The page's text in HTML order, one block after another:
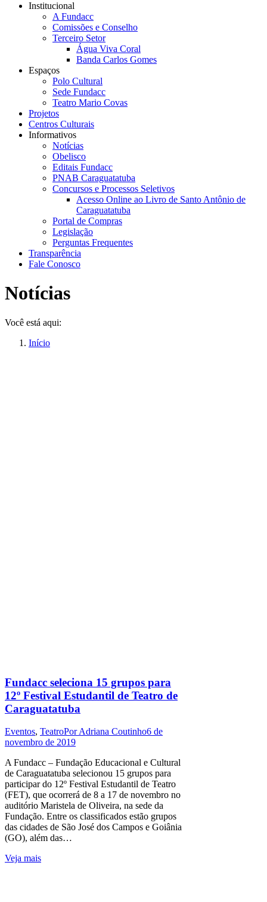
Institucional
A Fundacc
Comissões e Conselho
Terceiro Setor
Água Viva Coral
Banda Carlos Gomes
Espaços
Polo Cultural
Sede Fundacc
Teatro Mario Covas
Projetos
Centros Culturais
Informativos
Notícias
Obelisco
Editais Fundacc
PNAB Caraguatatuba
Concursos e Processos Seletivos
Acesso Online ao Livro de Santo Antônio de
Caraguatatuba
Portal de Compras
Legislação
Perguntas Frequentes
Transparência
Fale Conosco
Notícias
Você está aqui:
Início
Fundacc seleciona 15 grupos para
12º Festival Estudantil de Teatro de
Caraguatatuba
Eventos, TeatroPorAdriana Coutinho6 de
novembro de 2019
A Fundacc – Fundação Educacional e Cultural
de Caraguatatuba selecionou 15 grupos para
participar do 12º Festival Estudantil de Teatro
(FET), que ocorrerá de 8 a 17 de novembro no
auditório Maristela de Oliveira, na sede da
Fundação. Entre os classificados estão grupos
das cidades de São José dos Campos e Goiânia
(GO), além das…
Veja mais